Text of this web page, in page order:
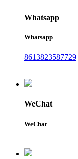
Whatsapp
Whatsapp
8613823587729
WeChat
WeChat